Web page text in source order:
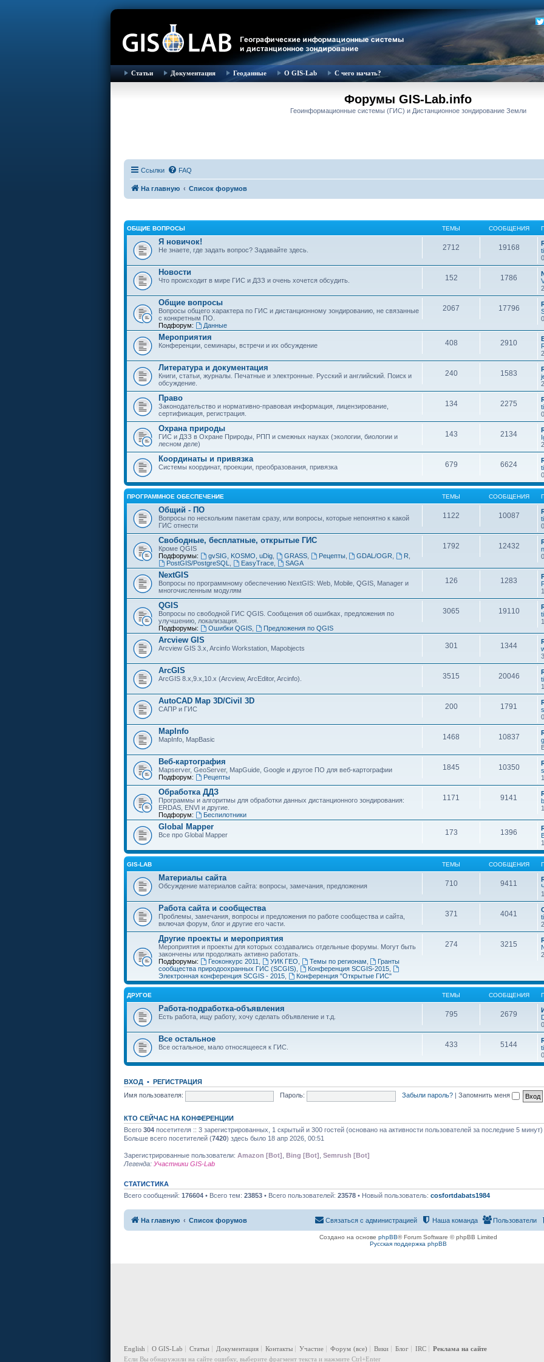
Статьи Документация Геоданные О GIS-Lab С чего начать?
Форумы GIS-Lab.info
Геоинформационные системы (ГИС) и Дистанционное зондирование Земли
Ссылки FAQ
На главную Список форумов
ОБЩИЕ ВОПРОСЫ ТЕМЫ СООБЩЕНИЯ
Я новичок!
Не знаете, где задать вопрос? Задавайте здесь. 2712 19168
Новости
Что происходит в мире ГИС и ДЗЗ и очень хочется обсудить. 152 1786
Общие вопросы
Вопросы общего характера по ГИС и дистанционному зондированию, не связанные
с конкретным ПО.
Подфорум:
Данные
2067 17796
Мероприятия
Конференции, семинары, встречи и их обсуждение 408 2910
Литература и документация
Книги, статьи, журналы. Печатные и электронные. Русский и английский. Поиск и
обсуждение.
240 1583
Право
Законодательство и нормативно-правовая информация, лицензирование,
сертификация, регистрация.
134 2275
Охрана природы
ГИС и ДЗЗ в Охране Природы, РПП и смежных науках (экологии, биологии и
лесном деле)
143 2134
Координаты и привязка
Системы координат, проекции, преобразования, привязка 679 6624
ПРОГРАММНОЕ ОБЕСПЕЧЕНИЕ ТЕМЫ СООБЩЕНИЯ
Общий - ПО
Вопросы по нескольким пакетам сразу, или вопросы, которые непонятно к какой
ГИС отнести
1122 10087
Свободные, бесплатные, открытые ГИС
Кроме QGIS
Подфорумы:
gvSIG, KOSMO, uDig, GRASS, Рецепты, GDAL/OGR R
PostGIS/PostgreSQL
EasyTrace, SAGA
1792 12432
NextGIS
Вопросы по программному обеспечению NextGIS: Web, Mobile, QGIS, Manager и
многочисленным модулям
126 1283
QGIS
Вопросы по свободной ГИС QGIS. Сообщения об ошибках, предложения по
улучшению, локализация.
Подфорумы:
Ошибки QGIS, Предложения по QGIS
3065 19110
Arcview GIS
Arcview GIS 3.x, Arcinfo Workstation, Mapobjects 301 1344
ArcGIS
ArcGIS 8.x,9.x,10.x (Arcview, ArcEditor, Arcinfo). 3515 20046
AutoCAD Map 3D/Civil 3D
САПР и ГИС 200 1791
MapInfo
MapInfo, MapBasic 1468 10837
Веб-картография
Mapserver, GeoServer, MapGuide, Google и другое ПО для веб-картографии
Подфорум:
Рецепты
1845 10350
Обработка ДДЗ
Программы и алгоритмы для обработки данных дистанционного зондирования:
ERDAS, ENVI и другие.
Подфорум:
Беспилотники
1171 9141
Global Mapper
Все про Global Mapper 173 1396
GIS-LAB ТЕМЫ СООБЩЕНИЯ
Материалы сайта
Обсуждение материалов сайта: вопросы, замечания, предложения 710 9411
Работа сайта и сообщества
Проблемы, замечания, вопросы и предложения по работе сообщества и сайта,
включая форум, блог и другие его части.
371 4041
Другие проекты и мероприятия
Мероприятия и проекты для которых создавались отдельные форумы. Могут быть
закончены или продолжать активно работать.
Подфорумы:
Геоконкурс 2011 УИК ГЕО Темы по регионам
Гранты
сообщества природоохранных ГИС (SCGIS)
Конференция SCGIS-2015,
Электронная конференция SCGIS - 2015
Конференция "Открытые ГИС"
274 3215
ДРУГОЕ ТЕМЫ СООБЩЕНИЯ
Работа-подработка-объявления
Есть работа, ищу работу, хочу сделать объявление и т.д. 795 2679
Все остальное
Все остальное, мало относящееся к ГИС. 433 5144
ВХОД • РЕГИСТРАЦИЯ
Имя пользователя:
Пароль: Забыли пароль? Запомнить меня
КТО СЕЙЧАС НА КОНФЕРЕНЦИИ
Всего 304 посетителя :: 3 зарегистрированных, 1 скрытый и 300 гостей (основано на активности пользователей за последние 5 минут)
Больше всего посетителей (7420) здесь было 18 апр 2026, 00:51
Зарегистрированные пользователи: Amazon [Bot] Bing [Bot] Semrush [Bot]
Легенда: Участники GIS-Lab
СТАТИСТИКА
Всего сообщений: 176604 • Всего тем: 23853 • Всего пользователей: 23578 • Новый пользователь: cosfortdabats1984
На главную Список форумов Пользователи
Наша команда
Связаться с администрацией
Создано на основе phpBB® Forum Software © phpBB Limited
Русская поддержка phpBB
English О GIS-Lab Статьи Документация Контакты Участие Форум (все) Вики Блог IRC
Реклама на сайте
Если Вы обнаружили на сайте ошибку, выберите фрагмент текста и нажмите Ctrl+Enter